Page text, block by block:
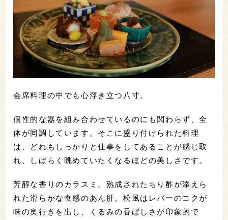
会席料理の中でも心浮き立つ八寸。
個性的な器を組み合わせているのにも関わらず、全
体が同調しています。そこに盛り付けられた料理
は、どれもしっかりと仕事をしてあることが感じ取
れ、しばらく眺めていたくなるほどの美しさです。
芳醇な香りのカラスミ。熟成されたちり酢が添えら
れた滑らかな食感のあん肝。松風はレバーのコクが
味の奥行きを出し、くるみの香ばしさが印象的で